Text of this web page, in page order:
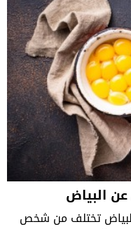
البياض
تختلف من شخص